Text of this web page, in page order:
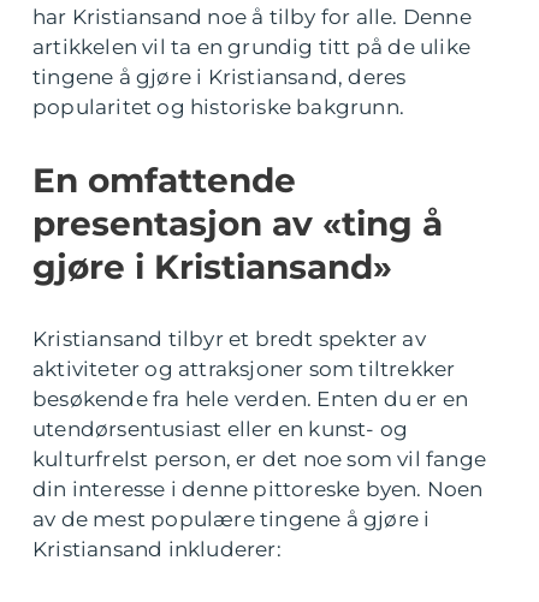
har Kristiansand noe å tilby for alle. Denne
artikkelen vil ta en grundig titt på de ulike
tingene å gjøre i Kristiansand, deres
popularitet og historiske bakgrunn.
En omfattende
presentasjon av «ting å
gjøre i Kristiansand»
Kristiansand tilbyr et bredt spekter av
aktiviteter og attraksjoner som tiltrekker
besøkende fra hele verden. Enten du er en
utendørsentusiast eller en kunst- og
kulturfrelst person, er det noe som vil fange
din interesse i denne pittoreske byen. Noen
av de mest populære tingene å gjøre i
Kristiansand inkluderer: